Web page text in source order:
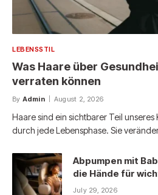
LEBENSSTIL
Was Haare über
verraten können
By Admin August 2, 2026
Haare sind ein sichtbarer Teil unseres
durch jede Lebensphase. Sie
Abpumpen mit
die Hände für
July 29, 2026